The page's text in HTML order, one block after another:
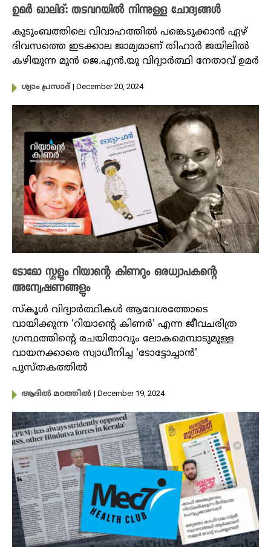
ഉമർ ഖാലിദ്: തടവറയിൽ നിന്നുള്ള ചോദ്യങ്ങൾ
കുടുംബത്തിലെ വിവാഹത്തിൽ പങ്കെടുക്കാൻ ഏഴ്
ദിവസത്തെ ഇടക്കാല ജാമ്യമാണ് തിഹാർ ജയിലിൽ
കഴിയുന്ന മുൻ ജെ.എൻ.യു വിദ്യാർത്ഥി നേതാവ് ഉമർ
ശ്യാം പ്രസാദ് | December 20, 2024
ടോമോ സ്കൂളും റിയാന്റെ കിണറും ഒരധ്യാപകന്റെ
അന്വേഷണങ്ങളും
സ്കൂൾ വിദ്യാർത്ഥികൾ ആവേശത്തോടെ
വായിക്കുന്ന 'റിയാന്റെ കിണര്‍' എന്ന ജീവചരിത്ര ​
ഗ്രന്ഥത്തിന്റെ രചയിതാവും ലോകമെമ്പാടുമുള്ള
വായനക്കാരെ സ്വാധീനിച്ച 'ടോട്ടോച്ചാൻ'
പുസ്തകത്തിൽ
ആദിൽ മഠത്തിൽ | December 19, 2024